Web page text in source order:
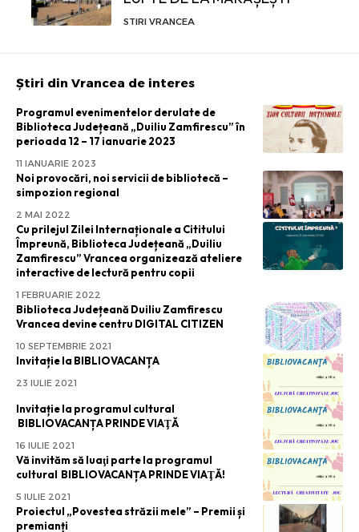
STIRI VRANCEA
Știri din Vrancea de interes
Programul evenimentelor derulate de
Biblioteca Județeană „Duiliu Zamfirescu” în
perioada 12 – 17 ianuarie 2023
11 IANUARIE 2023
Noi provocări, noi servicii de bibliotecă –
simpozion regional
2 MAI 2022
Cu prilejul Zilei Internaționale a Cititului
Împreună, Biblioteca Județeană „Duiliu
Zamfirescu” Vrancea organizează ateliere
interactive de lectură pentru copii
1 FEBRUARIE 2022
Biblioteca Județeană Duiliu Zamfirescu
Vrancea devine centru DIGITAL CITIZEN
10 SEPTEMBRIE 2021
Invitație la BIBLIOVACANȚA
23 IULIE 2021
Invitație la programul cultural
BIBLIOVACANȚA PRINDE VIAŢĂ
16 IULIE 2021
Vă invităm să luaţi parte la programul
cultural BIBLIOVACANȚA PRINDE VIAŢĂ!
5 IULIE 2021
Proiectul „Povestea străzii mele” – Premii și
premianți